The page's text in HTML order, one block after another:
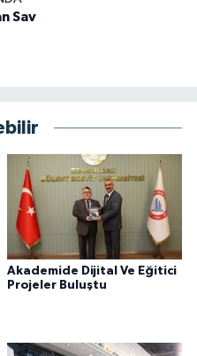
Sav
Akademide Dijital Ve Eğitici
Projeler Buluştu